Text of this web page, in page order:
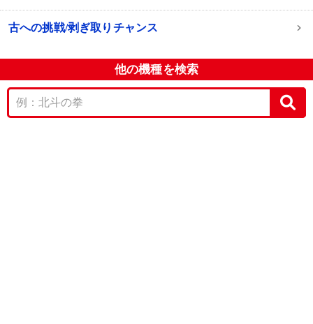
古への挑戦/剥ぎ取りチャンス
他の機種を検索